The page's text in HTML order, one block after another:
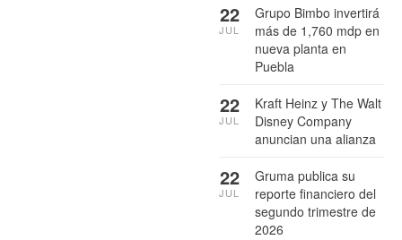
Grupo Bimbo invertirá
más de 1,760 mdp en
nueva planta en
Puebla
22
JUL
Kraft Heinz y The Walt
Disney Company
anuncian una alianza
22
JUL
Gruma publica su
reporte financiero del
segundo trimestre de
2026
22
JUL